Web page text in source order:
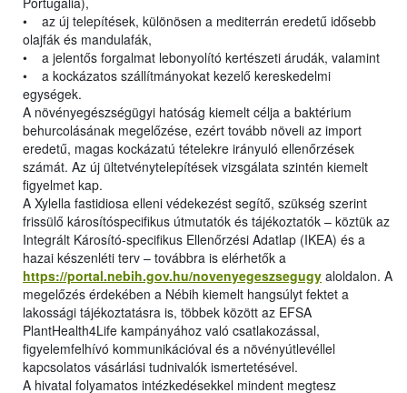
• az új telepítések, különösen a mediterrán eredetű idősebb
olajfák és mandulafák,
• a jelentős forgalmat lebonyolító kertészeti árudák, valamint
• a kockázatos szállítmányokat kezelő kereskedelmi
egységek.
A növényegészségügyi hatóság kiemelt célja a baktérium
behurcolásának megelőzése, ezért tovább növeli az import
eredetű, magas kockázatú tételekre irányuló ellenőrzések
számát. Az új ültetvénytelepítések vizsgálata szintén kiemelt
figyelmet kap.
A Xylella fastidiosa elleni védekezést segítő, szükség szerint
frissülő károsítóspecifikus útmutatók és tájékoztatók – köztük az
Integrált Károsító-specifikus Ellenőrzési Adatlap (IKEA) és a
hazai készenléti terv – továbbra is elérhetők a
https://portal.nebih.gov.hu/novenyegeszsegugy aloldalon. A
megelőzés érdekében a Nébih kiemelt hangsúlyt fektet a
lakossági tájékoztatásra is, többek között az EFSA
PlantHealth4Life kampányához való csatlakozással,
figyelemfelhívó kommunikációval és a növényútlevéllel
kapcsolatos vásárlási tudnivalók ismertetésével.
A hivatal folyamatos intézkedésekkel mindent megtesz